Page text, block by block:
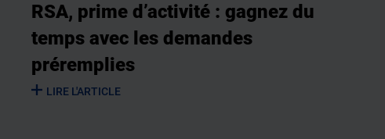
RSA, prime d’activité : gagnez du
temps avec les demandes
préremplies
LIRE L'ARTICLE